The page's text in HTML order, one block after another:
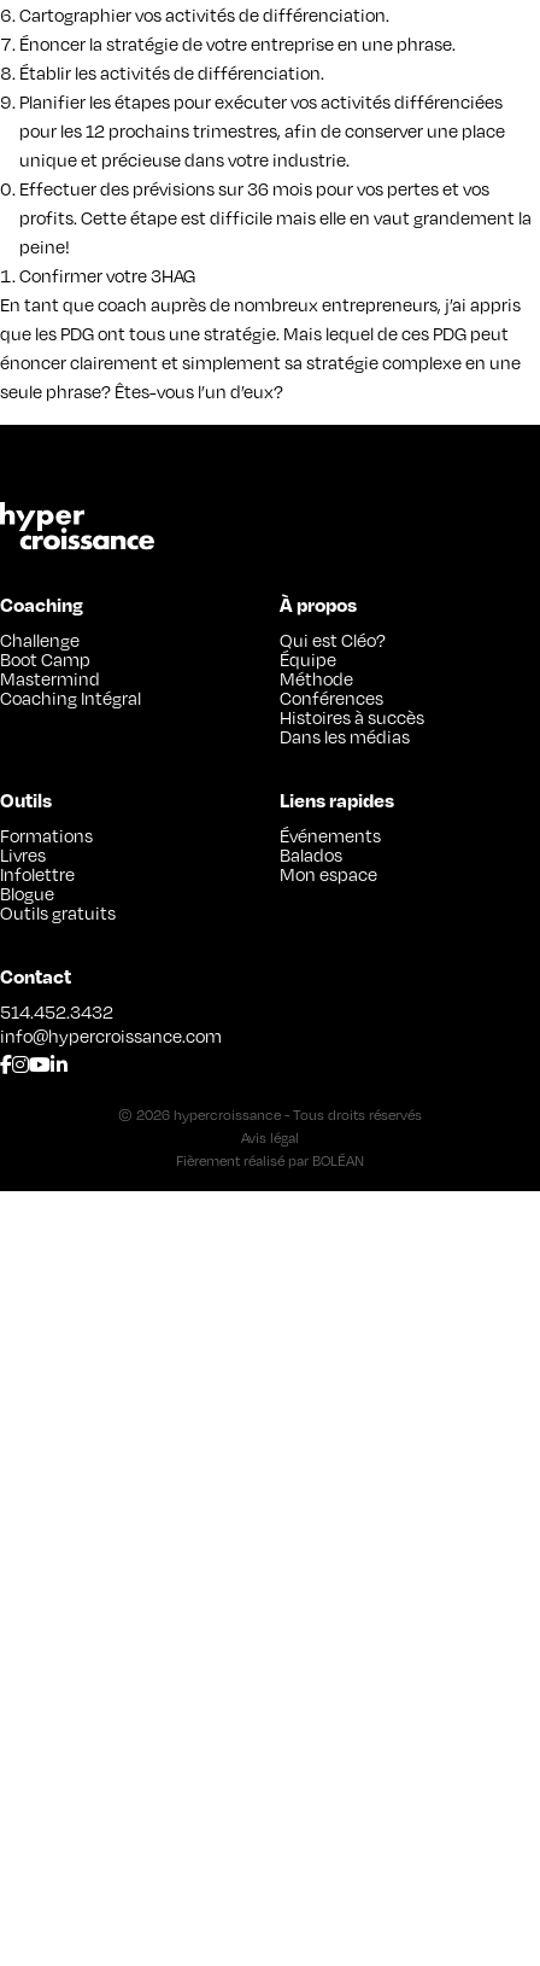
Cartographier vos activités de différenciation.
Énoncer la stratégie de votre entreprise en une phrase.
Établir les activités de différenciation.
Planifier les étapes pour exécuter vos activités différenciées
pour les 12 prochains trimestres, afin de conserver une place
unique et précieuse dans votre industrie.
Effectuer des prévisions sur 36 mois pour vos pertes et vos
profits. Cette étape est difficile mais elle en vaut grandement la
peine!
Confirmer votre 3HAG
En tant que coach auprès de nombreux entrepreneurs, j’ai appris
que les PDG ont tous une stratégie. Mais lequel de ces PDG peut
énoncer clairement et simplement sa stratégie complexe en une
seule phrase? Êtes-vous l’un d’eux?
Coaching
Challenge
Boot Camp
Mastermind
Coaching Intégral
À propos
Qui est Cléo?
Équipe
Méthode
Conférences
Histoires à succès
Dans les médias
Outils
Formations
Livres
Infolettre
Blogue
Outils gratuits
Liens rapides
Événements
Balados
Mon espace
Contact
514.452.3432
info@hypercroissance.com
© 2026 hypercroissance - Tous droits réservés
Avis légal
Fièrement réalisé par BOLÉAN